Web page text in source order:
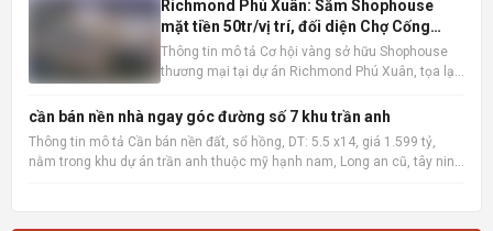
trong lành và thư thái. Với diện tích sàn rộng rãi
101m2 ,
Richmond Phú Xuân: Sắm Shophouse
mặt tiền 50tr/vị trí, đối diện Chợ Cống
Mới, Huế
Thông tin mô tả Cơ hội vàng sở hữu Shophouse
thương mại tại dự án Richmond Phú Xuân, tọa lạc
đối diện Chợ Cống Mới, TP Huế. Với mức booking
trọn vẹn nhữn
cần bán nền nhà ngay góc đường số 7 khu trần anh
Thông tin mô tả Cần bán nền đất, sổ hồng, DT: 5.5 x14, giá 1.599 tỷ,
nằm trong khu dự án trần anh thuộc mỹ hạnh nam, Long an cũ, tây ninh